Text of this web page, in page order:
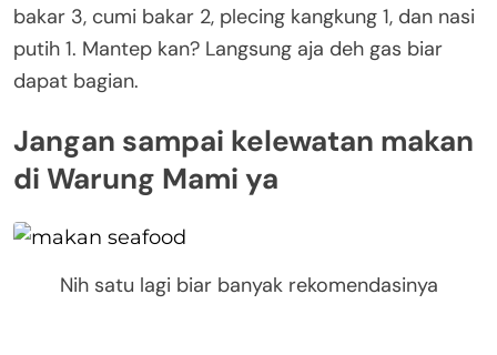
bakar 3, cumi bakar 2, plecing kangkung 1, dan nasi
putih 1. Mantep kan? Langsung aja deh gas biar
dapat bagian.
Jangan sampai kelewatan makan
di Warung Mami ya
Nih satu lagi biar banyak rekomendasinya